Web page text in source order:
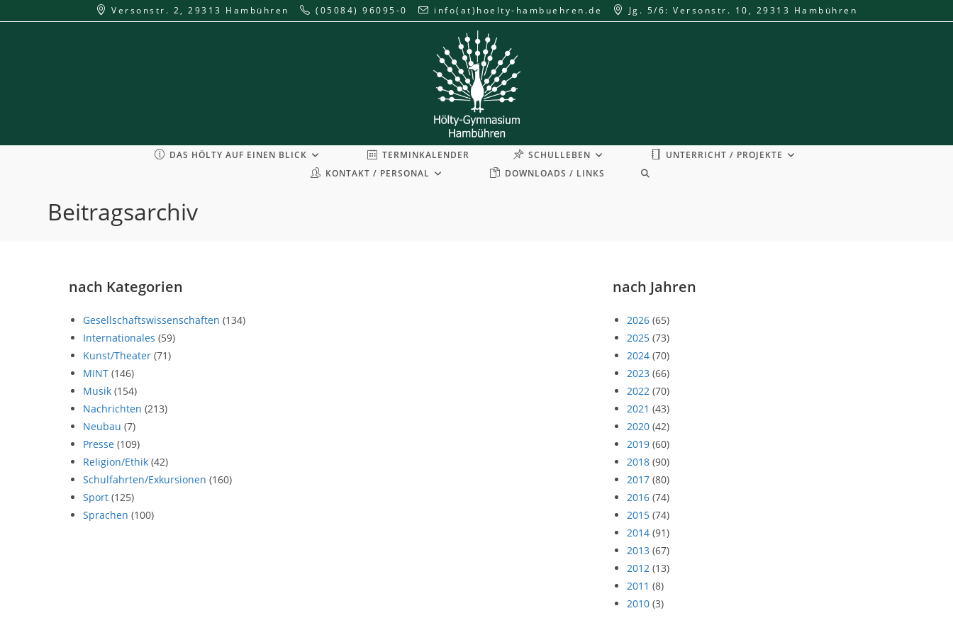
Inhalt
Versonstr. 2, 29313 Hambühren (05084) 96095-0 info(at)hoelty-hambuehren.de Jg. 5/6: Versonstr. 10, 29313 Hambühren
DAS HÖLTY AUF EINEN BLICK TERMINKALENDER SCHULLEBEN
UNTERRICHT / PROJEKTE
KONTAKT / PERSONAL
DOWNLOADS / LINKS
WEBSITE-
Beitragsarchiv
nach Kategorien
Gesellschaftswissenschaften (134)
Internationales (59)
Kunst/Theater (71)
MINT (146)
Musik (154)
Nachrichten (213)
Neubau (7)
Presse (109)
Religion/Ethik (42)
Schulfahrten/Exkursionen (160)
Sport (125)
Sprachen (100)
nach Jahren
2026(65)
2025(73)
2024(70)
2023(66)
2022 (70)
2021 (43)
2020(42)
2019(60)
2018(90)
2017(80)
2016(74)
2015(74)
2014(91)
2013(67)
2012 (13)
2011 (8)
2010(3)